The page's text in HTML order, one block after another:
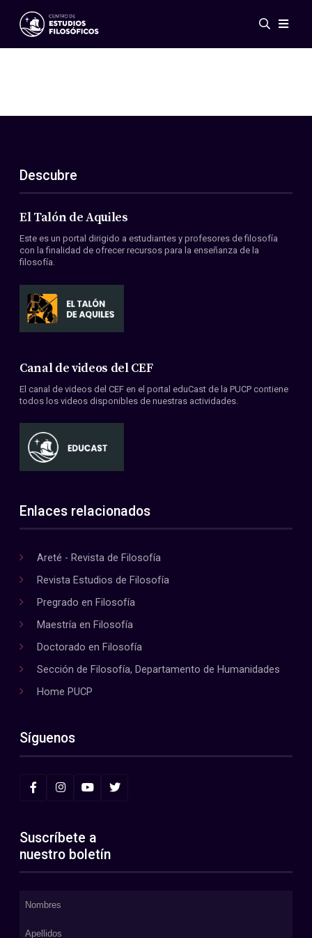
Eventos
ES
EN
Acerca de nosotros
Miembros
Convenios
Descubre
El Talón de Aquiles
Este es un portal dirigido a estudiantes y profesores de filosofía
con la finalidad de ofrecer recursos para la enseñanza de la
filosofía.
Canal de videos del CEF
El canal de videos del CEF en el portal eduCast de la PUCP contiene
todos los videos disponibles de nuestras actividades.
Enlaces relacionados
Areté - Revista de Filosofía
Revista Estudios de Filosofía
Pregrado en Filosofía
Maestría en Filosofía
Doctorado en Filosofía
Sección de Filosofía, Departamento de Humanidades
Home PUCP
Síguenos
Suscríbete a
nuestro boletín